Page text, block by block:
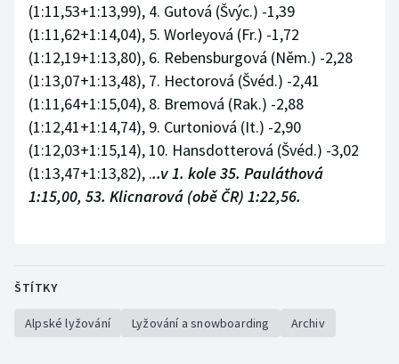
(1:11,53+1:13,99), 4. Gutová (Švýc.) -1,39
(1:11,62+1:14,04), 5. Worleyová (Fr.) -1,72
(1:12,19+1:13,80), 6. Rebensburgová (Něm.) -2,28
(1:13,07+1:13,48), 7. Hectorová (Švéd.) -2,41
(1:11,64+1:15,04), 8. Bremová (Rak.) -2,88
(1:12,41+1:14,74), 9. Curtoniová (It.) -2,90
(1:12,03+1:15,14), 10. Hansdotterová (Švéd.) -3,02
(1:13,47+1:13,82), ...v 1. kole 35. Pauláthová
1:15,00, 53. Klicnarová (obě ČR) 1:22,56.
ŠTÍTKY
Alpské lyžování Lyžování a snowboarding Archiv